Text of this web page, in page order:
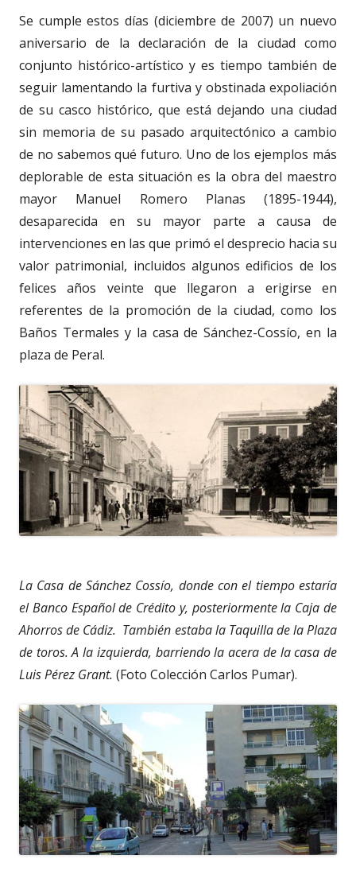
Se cumple estos días (diciembre de 2007) un nuevo
aniversario de la declaración de la ciudad como
conjunto histórico-artístico y es tiempo también de
seguir lamentando la furtiva y obstinada expoliación
de su casco histórico, que está dejando una ciudad
sin memoria de su pasado arquitectónico a cambio
de no sabemos qué futuro. Uno de los ejemplos más
deplorable de esta situación es la obra del maestro
mayor Manuel Romero Planas (1895-1944),
desaparecida en su mayor parte a causa de
intervenciones en las que primó el desprecio hacia su
valor patrimonial, incluidos algunos edificios de los
felices años veinte que llegaron a erigirse en
referentes de la promoción de la ciudad, como los
Baños Termales y la casa de Sánchez-Cossío, en la
plaza de Peral.
La Casa de Sánchez Cossío, donde con el tiempo estaría
el Banco Español de Crédito y, posteriormente la Caja de
Ahorros de Cádiz. También estaba la Taquilla de la Plaza
de toros. A la izquierda, barriendo la acera de la casa de
Luis Pérez Grant. (Foto Colección Carlos Pumar).